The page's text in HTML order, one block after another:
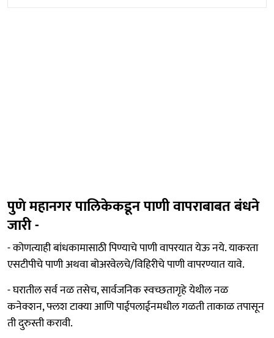
पुणे महानगर पालिकेकडून पाणी वापराबाबत बंधने
जारी -
- कोणत्याही बांधकामासाठी पिण्याचे पाणी वापरयात येऊ नये. याकरता
एसटीपीचे पाणी अथवा बोअरवेलचे/विहिरीचे पाणी वापरण्यात यावे.
- घरातील सर्व नळ तसेच, सार्वजनिक स्वच्छतागृहे येथील नळ
कनेक्शन, फ्लश टाक्या आणि पाईपलाईनमधील गळती ताकाळ तपासून
ती दुरुस्ती करावी.